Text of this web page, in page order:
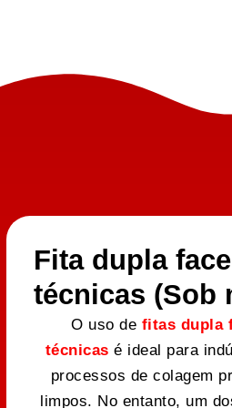
Fita dupla
técnicas (Sob
O uso de fitas dupla
técnicas é ideal para
processos de colagem
limpos. No entanto, um